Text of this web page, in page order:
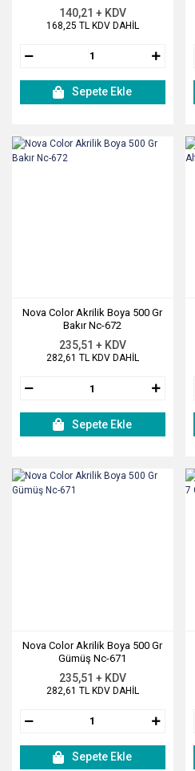
140,21 + KDV
168,25 TL KDV DAHİL
Sepete Ekle
Nova Color Akrilik Boya 500 Gr
Bakır Nc-672
235,51 + KDV
282,61 TL KDV DAHİL
Sepete Ekle
Nova Color Akrilik Boya 500 Gr
Gümüş Nc-671
235,51 + KDV
282,61 TL KDV DAHİL
Sepete Ekle